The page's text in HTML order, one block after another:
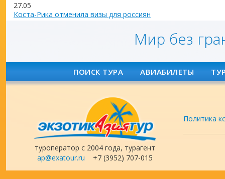
27.05
Коста-Рика отменила визы для россиян
Мир без
ПОИСК ТУРА АВИАБИЛЕТЫ
туроператор с 2004 года, турагент
ap@exatour.ru +7 (3952) 707-015
Политика